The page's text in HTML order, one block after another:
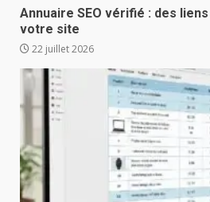
Annuaire SEO vérifié : des
votre site
22 juillet 2026